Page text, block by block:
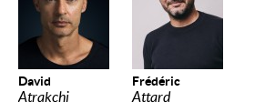
David
Atrakchi
Frédéric
Attard